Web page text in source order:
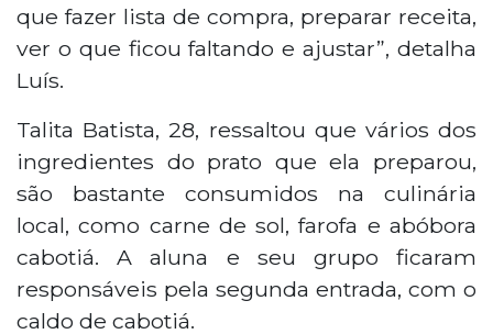
que fazer lista de compra, preparar receita,
ver o que ficou faltando e ajustar”, detalha
Luís.
Talita Batista, 28, ressaltou que vários dos
ingredientes do prato que ela preparou,
são bastante consumidos na culinária
local, como carne de sol, farofa e abóbora
cabotiá. A aluna e seu grupo ficaram
responsáveis pela segunda entrada, com o
caldo de cabotiá.